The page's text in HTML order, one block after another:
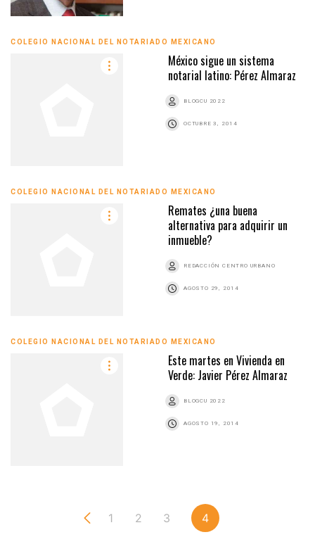
COLEGIO NACIONAL DEL NOTARIADO MEXICANO
México sigue un sistema
notarial latino: Pérez Almaraz
BLOGCU 2022
OCTUBRE 3, 2014
COLEGIO NACIONAL DEL NOTARIADO MEXICANO
Remates ¿una buena
alternativa para adquirir un
inmueble?
REDACCIÓN CENTRO URBANO
AGOSTO 29, 2014
COLEGIO NACIONAL DEL NOTARIADO MEXICANO
Este martes en Vivienda en
Verde: Javier Pérez Almaraz
BLOGCU 2022
AGOSTO 19, 2014
1 2 3 4